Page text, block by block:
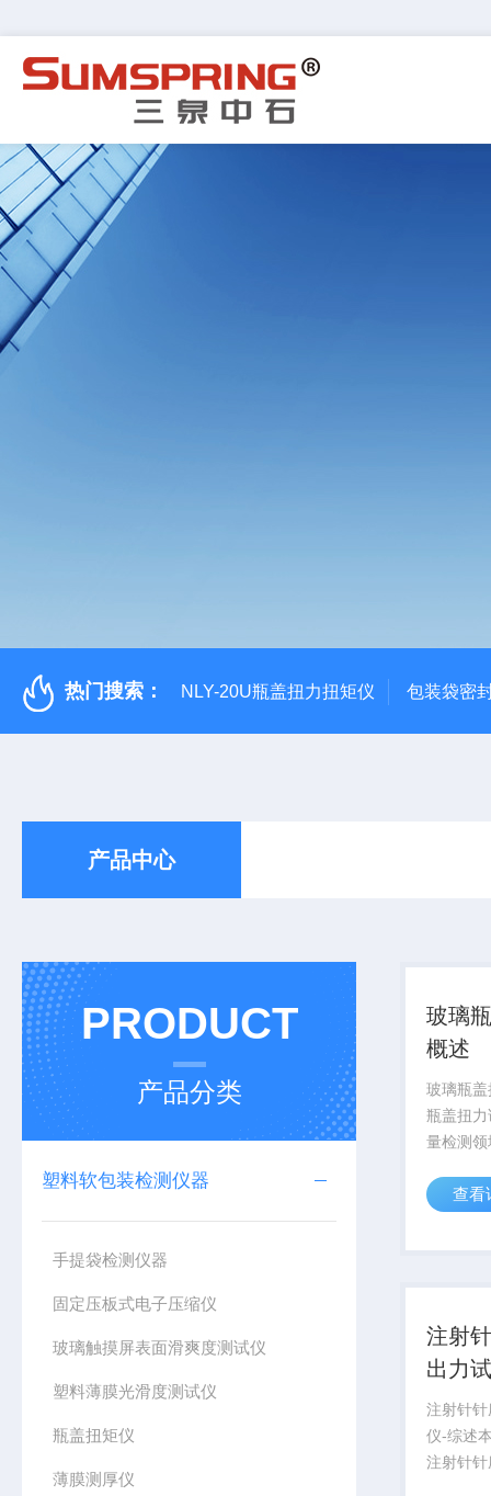
热门搜索： NLY-20U瓶盖扭力扭矩仪 包装袋密
产品中心
PRODUCT
产品分类
塑料软包装检测仪器
手提袋检测仪器
固定压板式电子压缩仪
玻璃触摸屏表面滑爽度测试仪
塑料薄膜光滑度测试仪
瓶盖扭矩仪
薄膜测厚仪
玻璃
概述
玻璃瓶
瓶盖扭
量检测
计。它
的方法
查看
注射
出力
注射针
仪-综述
注射针